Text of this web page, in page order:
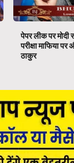
पेपर लीक पर मोदी
परीक्षा माफिया
ठाकुर